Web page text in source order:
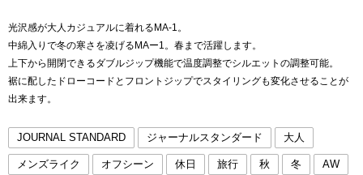
光沢感が大人カジュアルに着れるMA-1。
中綿入りで冬の寒さを凌げるMAー1。春まで活躍します。
上下から開閉できるダブルジップ機能で温度調整でシルエットの調整可能。
裾に配したドローコードとフロントジップでスタイリングも変化させることが
出来ます。
JOURNAL STANDARD ジャーナルスタンダード 大人
メンズライク オフシーン 休日 旅行 秋 冬 AW